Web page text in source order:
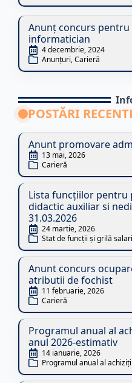
Anunț concurs
informatician
4 decembrie, 2024
Anunțuri Carieră
POSTĂRI
Anunt promovare
13 mai, 2026
Carieră
Lista funcțiilor pentru
didactic auxiliar si
31.03.2026
24 martie, 2026
Stat de funcții și grilă
Anunt concurs
atributii de fochist
11 februarie, 2026
Carieră
Programul anual al
anul 2026-estimativ
14 ianuarie, 2026
Programul anual al